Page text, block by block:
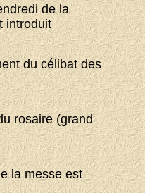
de la
introduit
du célibat des
rosaire (grand
la messe est